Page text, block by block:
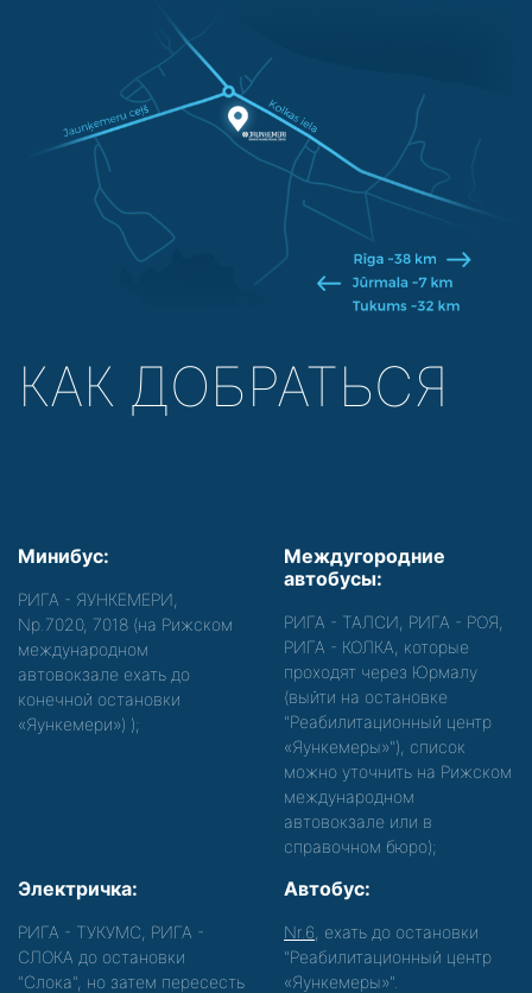
КАК ДОБРАТЬСЯ
Минибус:
РИГА - ЯУНКЕМЕРИ,
Nр.7020, 7018 (на Рижском
международном
автовокзале ехать до
конечной остановки
«Яункемери») );
Междугородние
автобусы:
РИГА - ТАЛСИ, РИГА - РОЯ,
РИГА - КОЛКА, которые
проходят через Юрмалу
(выйти на остановке
"Реабилитационный центр
«Яункемеры»"), список
можно уточнить на Рижском
международном
автовокзале или в
справочном бюро);
Электричка:
РИГА - ТУКУМС, РИГА -
СЛОКА до остановки
"Слока", но затем пересесть
Автобус:
Nr.6 , ехать до остановки
"Реабилитационный центр
«Яункемеры»".